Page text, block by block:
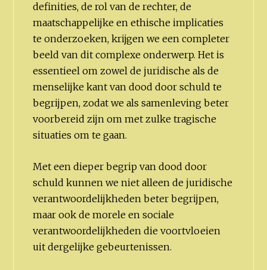
definities, de rol van de rechter, de
maatschappelijke en ethische implicaties
te onderzoeken, krijgen we een completer
beeld van dit complexe onderwerp. Het is
essentieel om zowel de juridische als de
menselijke kant van dood door schuld te
begrijpen, zodat we als samenleving beter
voorbereid zijn om met zulke tragische
situaties om te gaan.
Met een dieper begrip van dood door
schuld kunnen we niet alleen de juridische
verantwoordelijkheden beter begrijpen,
maar ook de morele en sociale
verantwoordelijkheden die voortvloeien
uit dergelijke gebeurtenissen.